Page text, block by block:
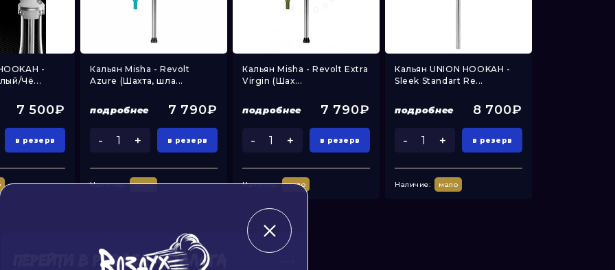
-
Чё...
7 500₽
в резерв
Кальян Misha - Revolt
Azure (Шахта, шла...
подробнее 7 790₽
- + в резерв
Наличие: мало
Кальян Misha - Revolt Extra
Virgin (Шах...
подробнее 7 790₽
- + в резерв
Наличие: мало
Кальян UNION HOOKAH -
Sleek Standart Re...
подробнее 8 700₽
- + в резерв
Наличие: мало
ПЕРЕЙТИ В РАЗДЕЛ КАТАЛОГА